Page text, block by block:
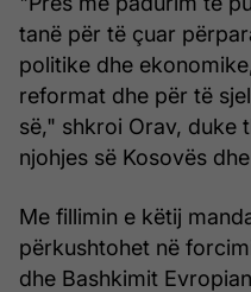
tanë për të çuar
politike dhe
reformat dhe për të
së," shkroi Orav, duke
njohjes së Kosovës
Me fillimin e këtij
përkushtohet në
dhe Bashkimit